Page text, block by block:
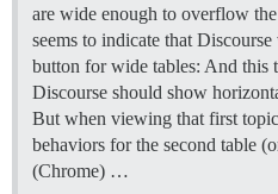
are wide enough to overflow
seems to indicate that
button for wide tables: And this
Discourse should show
But when viewing that first
behaviors for the second table
(Chrome) …